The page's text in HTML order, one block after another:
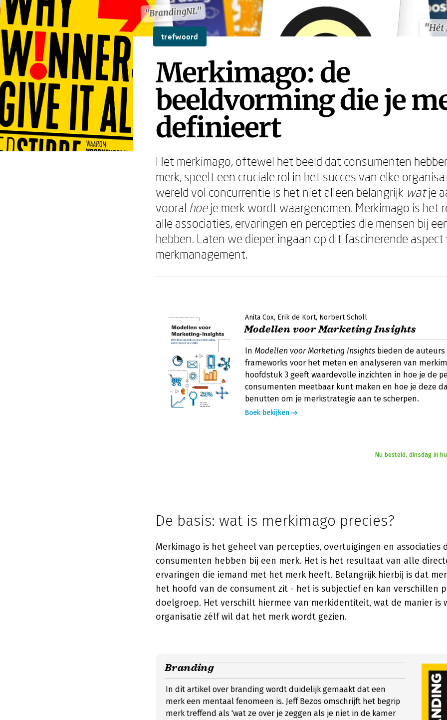
"BrandingNL"
"Hét
"BrandingNL"
"Hét
trefwoord
Merkimago: de
beeldvorming die je
definieert
Het merkimago, oftewel het beeld dat consumenten
merk, speelt een cruciale rol in het succes van elke
wereld vol concurrentie is het niet alleen belangrijk watje
vooral hoeje merk wordt waargenomen. Merkimago is het
alle associaties, ervaringen en percepties die mensen bij
hebben. Laten we dieper ingaan op dit fascinerende aspect
merkmanagement.
Anita Cox Erik de Kort Norbert Scholl
Modellen voor Marketing Insights
In Modellen voor Marketing Insights bieden de auteurs
frameworks voor het meten en analyseren van
hoofdstuk 3 geeft waardevolle inzichten in hoe je de
consumenten meetbaar kunt maken en hoe je deze
benutten om je merkstrategie aan te scherpen.
Boek bekijken
Nu besteld, dinsdag in
De basis: wat is merkimago precies?
Merkimago is het geheel van percepties, overtuigingen en associaties
consumenten hebben bij een merk. Het is het resultaat van alle
ervaringen die iemand met het merk heeft. Belangrijk hierbij is dat
het hoofd van de consument zit - het is subjectief en kan verschillen
doelgroep. Het verschilt hiermee van merkidentiteit, wat de manier is
organisatie zélf wil dat het merk wordt gezien.
Branding
In dit artikel over branding wordt duidelijk gemaakt dat een
merk een mentaal fenomeen is. Jeff Bezos omschrijft het begrip
merk treffend als 'wat ze over je zeggen als je niet in de kamer